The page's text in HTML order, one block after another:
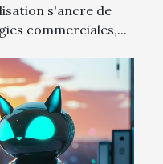
s'ancre de
commerciales,...